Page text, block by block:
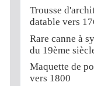
Trousse
datable vers
Rare canne à
du 19ème
Maquette de
vers 1800